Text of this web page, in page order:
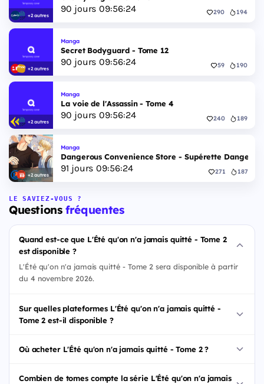
+2 autres
90 jours 09:56:24 290 194
+2 autres
Manga
Secret Bodyguard - Tome 12
90 jours 09:56:24 59 190
+2 autres
Manga
La voie de l'Assassin - Tome 4
90 jours 09:56:24 240 189
+2 autres
Manga
Dangerous Convenience Store - Supérette
91 jours 09:56:24 271 187
LE SAVIEZ-VOUS ?
Questionsfréquentes
Quand est-ce que L'Été qu'on n'a jamais quitté - Tome 2
est disponible ?
L'Été qu'on n'a jamais quitté - Tome 2 sera disponible à partir
du 4 novembre 2026.
Sur quelles plateformes L'Été qu'on n'a jamais quitté -
Tome 2 est-il disponible ?
Où acheter L'Été qu'on n'a jamais quitté - Tome 2 ?
Combien de tomes compte la série L'Été qu'on n'a jamais